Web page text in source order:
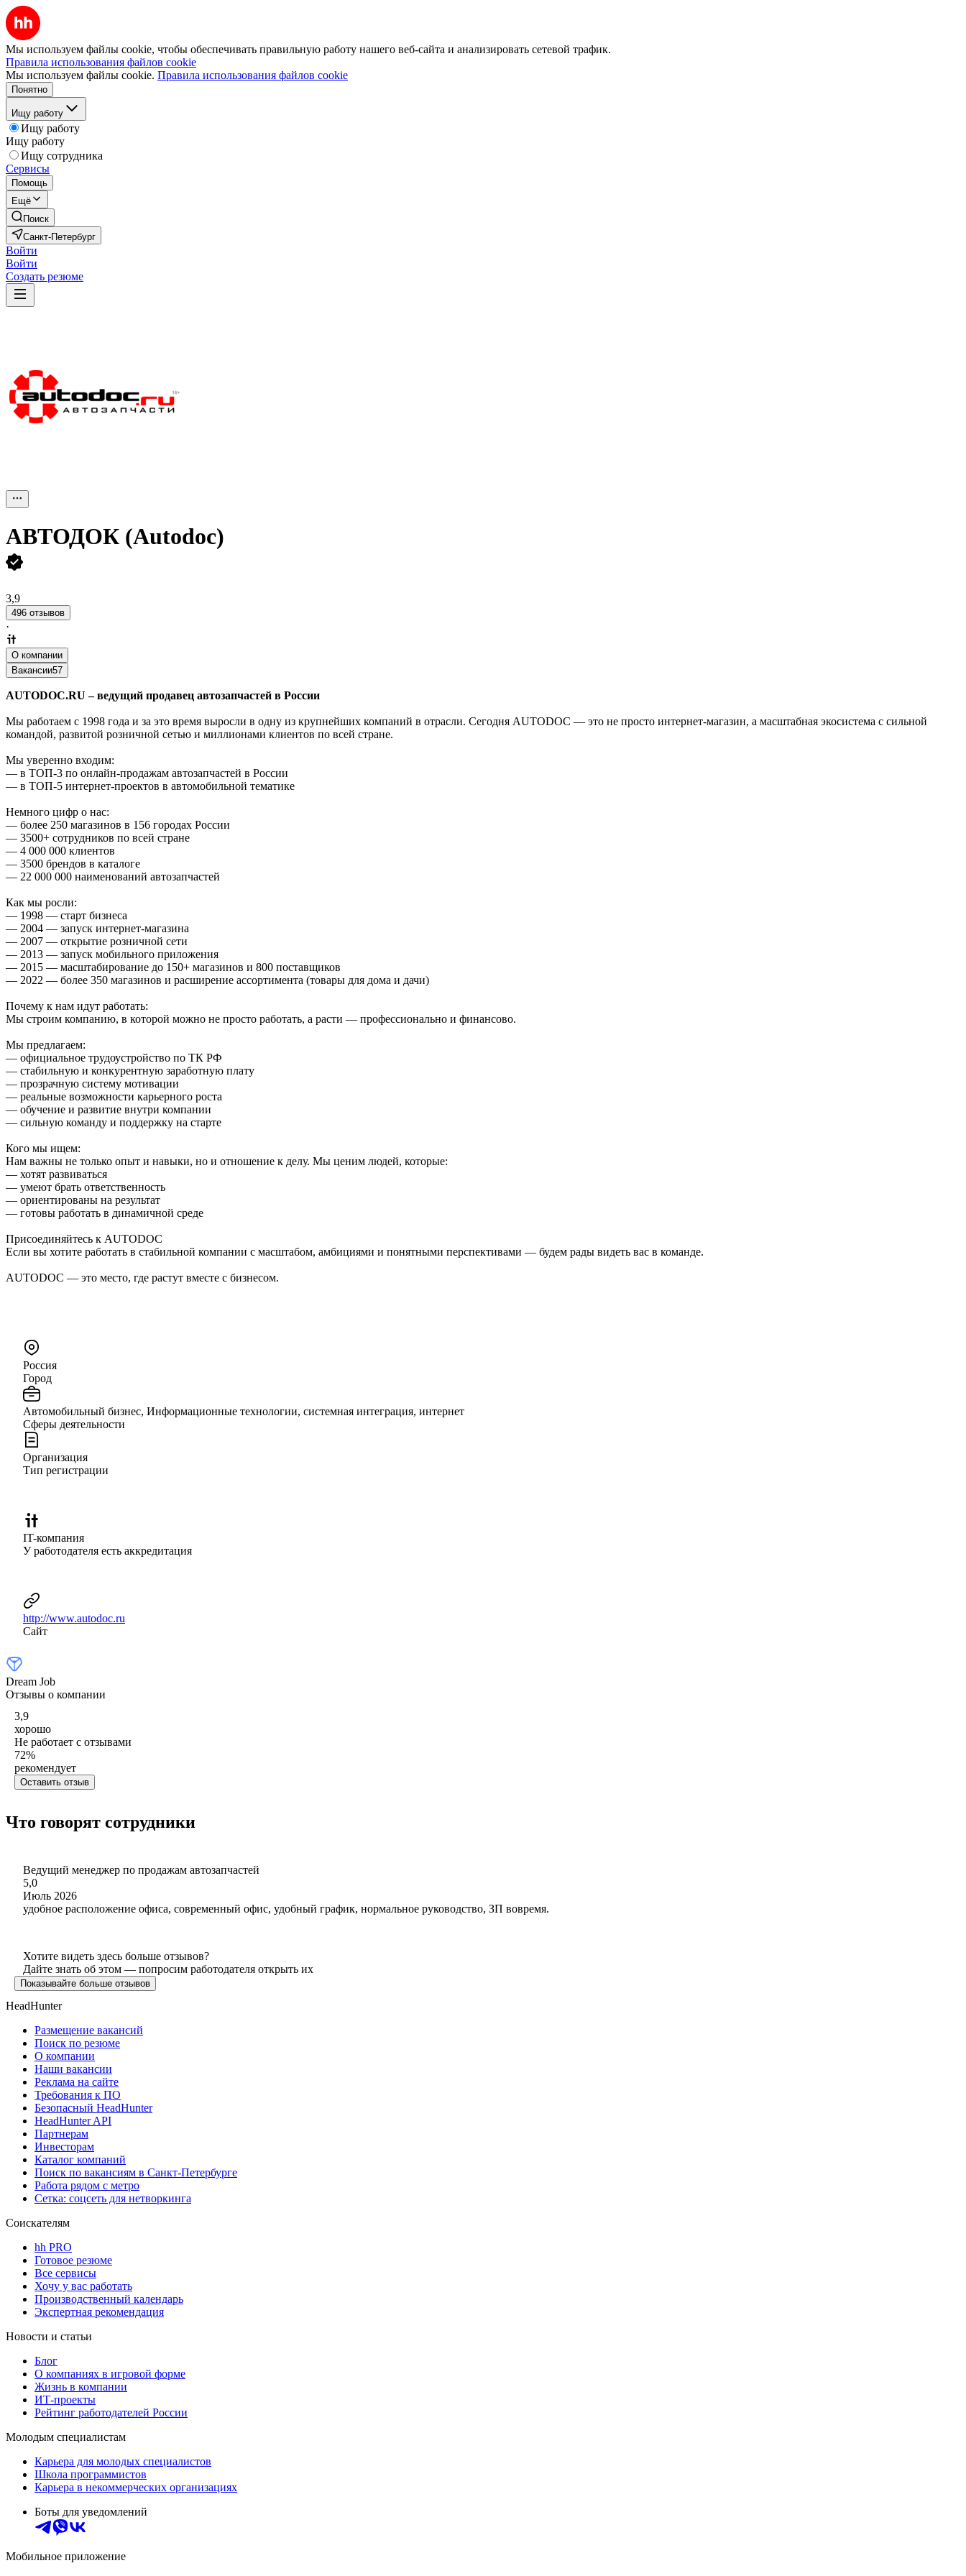
Мы используем файлы cookie, чтобы обеспечивать правильную работу нашего веб-сайта и анализировать сетевой трафик.
Правила использования файлов cookie
Мы используем файлы cookie. Правила использования файлов cookie
Понятно
Ищу работу
Ищу работу
Ищу работу
Ищу сотрудника
Сервисы
Помощь
Ещё
Поиск
Санкт-Петербург
Войти
Войти
Создать резюме
АВТОДОК (Autodoc)
3,9
496 отзывов
·
О компании
Вакансии57
AUTODOC.RU – ведущий продавец автозапчастей в России
Мы работаем с 1998 года и за это время выросли в одну из крупнейших компаний в отрасли. Сегодня AUTODOC — это не просто интернет-магазин, а масштабная экосистема с сильной
командой, развитой розничной сетью и миллионами клиентов по всей стране.
Мы уверенно входим:
— в ТОП-3 по онлайн-продажам автозапчастей в России
— в ТОП-5 интернет-проектов в автомобильной тематике
Немного цифр о нас:
— более 250 магазинов в 156 городах России
— 3500+ сотрудников по всей стране
— 4 000 000 клиентов
— 3500 брендов в каталоге
— 22 000 000 наименований автозапчастей
Как мы росли:
— 1998 — старт бизнеса
— 2004 — запуск интернет-магазина
— 2007 — открытие розничной сети
— 2013 — запуск мобильного приложения
— 2015 — масштабирование до 150+ магазинов и 800 поставщиков
— 2022 — более 350 магазинов и расширение ассортимента (товары для дома и дачи)
Почему к нам идут работать:
Мы строим компанию, в которой можно не просто работать, а расти — профессионально и финансово.
Мы предлагаем:
— официальное трудоустройство по ТК РФ
— стабильную и конкурентную заработную плату
— прозрачную систему мотивации
— реальные возможности карьерного роста
— обучение и развитие внутри компании
— сильную команду и поддержку на старте
Кого мы ищем:
Нам важны не только опыт и навыки, но и отношение к делу. Мы ценим людей, которые:
— хотят развиваться
— умеют брать ответственность
— ориентированы на результат
— готовы работать в динамичной среде
Присоединяйтесь к AUTODOC
Если вы хотите работать в стабильной компании с масштабом, амбициями и понятными перспективами — будем рады видеть вас в команде.
AUTODOC — это место, где растут вместе с бизнесом.
Россия
Город
Автомобильный бизнес, Информационные технологии, системная интеграция, интернет
Сферы деятельности
Организация
Тип регистрации
IT-компания
У работодателя есть аккредитация
http://www.autodoc.ru
Сайт
Dream Job
Отзывы о компании
3,9
хорошо
Не работает с отзывами
72%
рекомендует
Оставить отзыв
Что говорят сотрудники
Ведущий менеджер по продажам автозапчастей
5,0
Июль 2026
удобное расположение офиса, современный офис, удобный график, нормальное руководство, ЗП вовремя.
Хотите видеть здесь больше отзывов?
Дайте знать об этом — попросим работодателя открыть их
Показывайте больше отзывов
HeadHunter
Размещение вакансий
Поиск по резюме
О компании
Наши вакансии
Реклама на сайте
Требования к ПО
Безопасный HeadHunter
HeadHunter API
Партнерам
Инвесторам
Каталог компаний
Поиск по вакансиям в Санкт-Петербурге
Работа рядом с метро
Сетка: соцсеть для нетворкинга
Соискателям
hh PRO
Готовое резюме
Все сервисы
Хочу у вас работать
Производственный календарь
Экспертная рекомендация
Новости и статьи
Блог
О компаниях в игровой форме
Жизнь в компании
ИТ-проекты
Рейтинг работодателей России
Молодым специалистам
Карьера для молодых специалистов
Школа программистов
Карьера в некоммерческих организациях
Боты для уведомлений
Мобильное приложение